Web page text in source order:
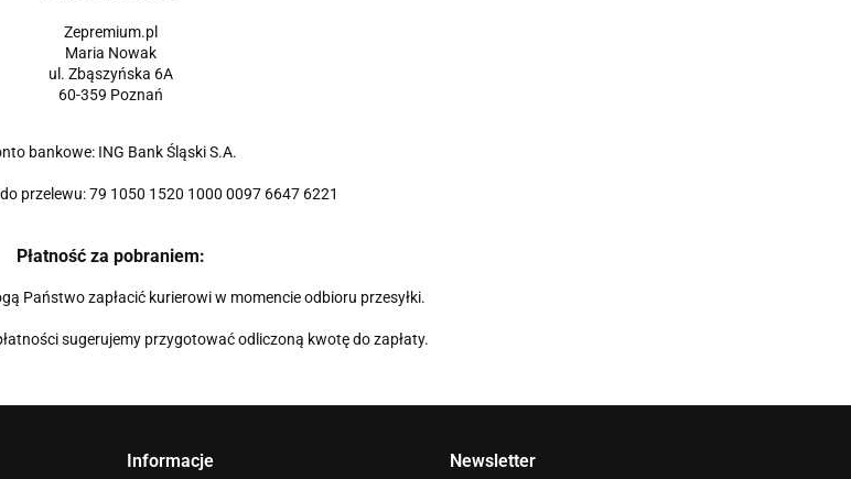
Zepremium.pl
Maria Nowak
ul. Zbąszyńska 6A
60-359 Poznań
bankowe: ING Bank Śląski S.A.
przelewu: 79 1050 1520 1000 0097 6647 6221
Płatność za pobraniem:
Państwo zapłacić kurierowi w momencie odbioru przesyłki.
sugerujemy przygotować odliczoną kwotę do zapłaty.
Informacje Newsletter